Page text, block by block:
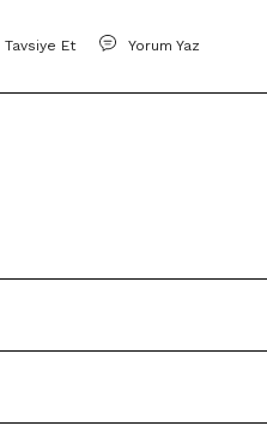
Tavsiye Et Yorum Yaz